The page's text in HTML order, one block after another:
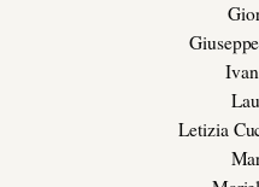
Letizia